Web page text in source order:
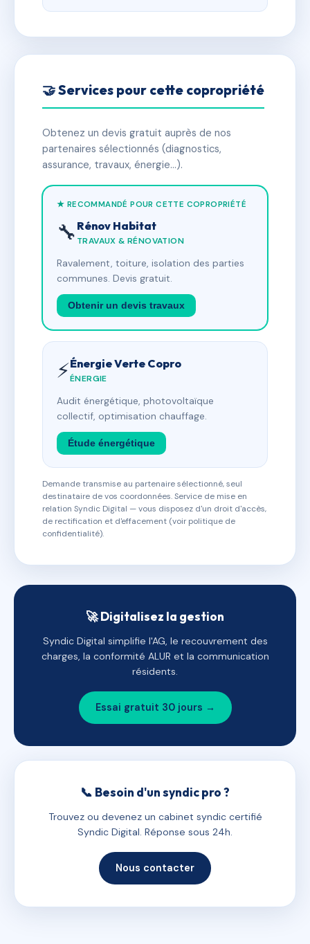
🤝 Services pour cette copropriété
Obtenez un devis gratuit auprès de nos
partenaires sélectionnés (diagnostics,
assurance, travaux, énergie…).
★ RECOMMANDÉ POUR CETTE COPROPRIÉTÉ
🔧 Rénov Habitat
TRAVAUX & RÉNOVATION
Ravalement, toiture, isolation des parties
communes. Devis gratuit.
Obtenir un devis travaux
⚡Énergie Verte Copro
ÉNERGIE
Audit énergétique, photovoltaïque
collectif, optimisation chauffage.
Étude énergétique
Demande transmise au partenaire sélectionné, seul
destinataire de vos coordonnées. Service de mise en
relation Syndic Digital — vous disposez d'un droit d'accès,
de rectification et d'effacement (voir politique de
confidentialité).
🚀 Digitalisez la gestion
Syndic Digital simplifie l'AG, le recouvrement des
charges, la conformité ALUR et la communication
résidents.
Essai gratuit 30 jours →
📞 Besoin d'un syndic pro ?
Trouvez ou devenez un cabinet syndic certifié
Syndic Digital. Réponse sous 24h.
Nous contacter